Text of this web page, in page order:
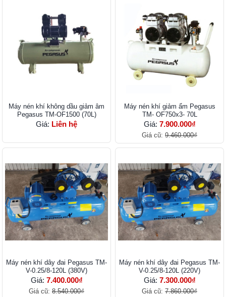
Máy nén khí không dầu giảm âm
Pegasus TM-OF1500 (70L)
Giá: Liên hệ
Máy nén khí giảm ẩm Pegasus
TM- OF750x3- 70L
Giá: 7.900.000₫
Giá cũ: 9.460.000₫
Máy nén khí dây đai Pegasus TM-
V-0.25/8-120L (380V)
Giá: 7.400.000₫
Giá cũ: 8.540.000₫
Máy nén khí dây đai Pegasus TM-
V-0.25/8-120L (220V)
Giá: 7.300.000₫
Giá cũ: 7.860.000₫